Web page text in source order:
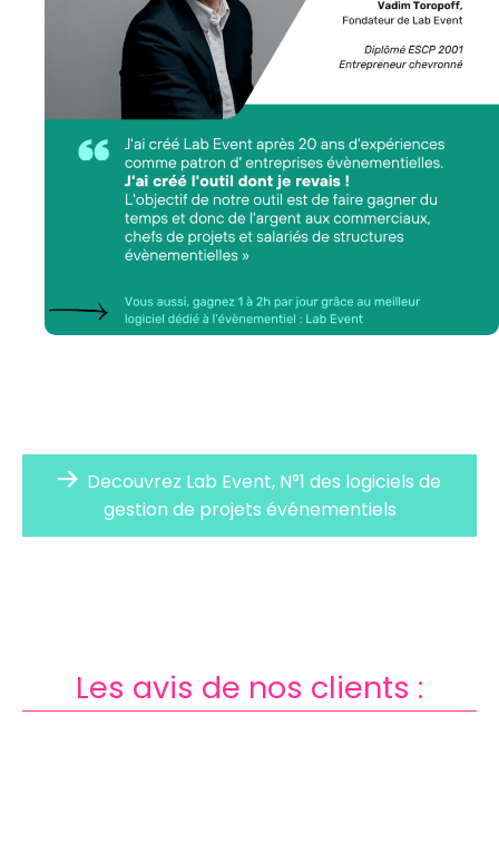
Decouvrez Lab Event, N°1 des logiciels de
gestion de projets événementiels
Les avis de nos clients :